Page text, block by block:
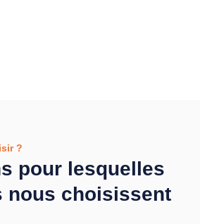
?
pour lesquelles
nous choisissent